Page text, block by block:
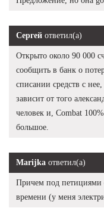
Сергей ответил(а)
Открыто около 90 000
сообщить в банк о
списании средств с
зависит от того
человек и, Combat
большое.
Marijka ответил(а)
Причем под петициями
времени (у меня